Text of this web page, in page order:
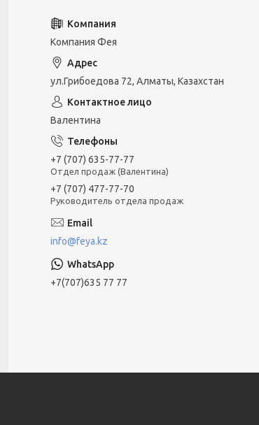
Компания Фея
ул.Грибоедова 72, Алматы, Казахстан
Валентина
+7 (707) 635-77-77
Отдел продаж (Валентина)
+7 (707) 477-77-70
Руководитель отдела продаж
info@feya.kz
+7(707)635 77 77